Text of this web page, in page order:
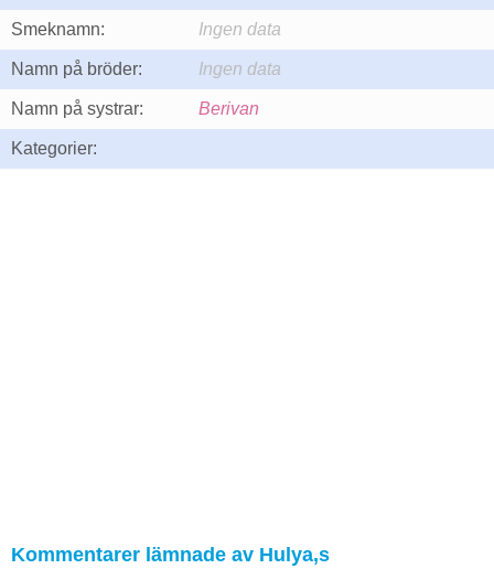
Smeknamn: Ingen data
Namn på bröder: Ingen data
Namn på systrar: Berivan
Kategorier:
Kommentarer lämnade av Hulya,s